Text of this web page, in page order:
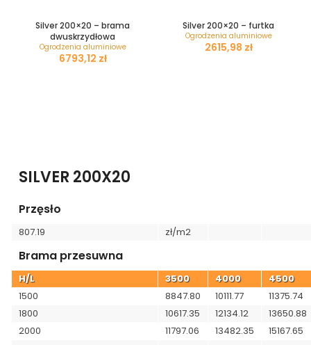
Silver 200×20 – brama
dwuskrzydłowa
Ogrodzenia aluminiowe
zł
Silver 200×20 – furtka
Ogrodzenia aluminiowe
zł
SILVER 200X20
Przęsło
807.19 zł/m2
Brama przesuwna
H/L 3500 4000
4500
1500
8847.80 10111.77
11375.74
1800
10617.35 12134.12
13650.88
2000
11797.06 13482.35 15167.65